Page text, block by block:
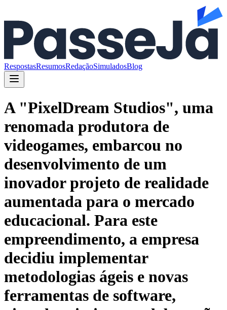
RespostasResumosRedaçãoSimuladosBlog
A "PixelDream Studios", uma
renomada produtora de
videogames, embarcou no
desenvolvimento de um
inovador projeto de realidade
aumentada para o mercado
educacional. Para este
empreendimento, a empresa
decidiu implementar
metodologias ágeis e novas
ferramentas de software,